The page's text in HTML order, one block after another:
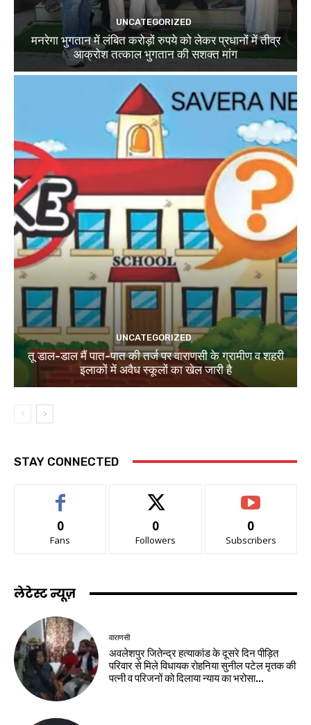
UNCATEGORIZED
मनरेगा भुगतान में लंबित करोड़ों रुपये को लेकर प्रधानों में तीव्र
आक्रोश तत्काल भुगतान की सशक्त मांग
UNCATEGORIZED
तू डाल-डाल मैं पात-पात की तर्ज पर वाराणसी के ग्रामीण व शहरी
इलाकों में अवैध स्कूलों का खेल जारी है
STAY CONNECTED
0
Fans
0
Followers
0
Subscribers
लेटेस्ट न्यूज़
वाराणसी
अवलेशपुर जितेन्द्र हत्याकांड के दूसरे दिन पीड़ित
परिवार से मिले विधायक रोहनिया सुनील पटेल मृतक की
पत्नी व परिजनों को दिलाया न्याय का भरोसा...